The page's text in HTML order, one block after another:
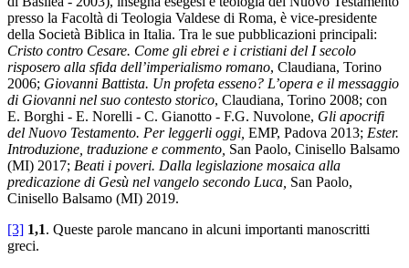
presso la Facoltà di Teologia Valdese di Roma, è vice-presidente
della Società Biblica in Italia. Tra le sue pubblicazioni principali:
Cristo contro Cesare. Come gli ebrei e i cristiani del I secolo
risposero alla sfida dell’imperialismo romano, Claudiana, Torino
2006; Giovanni Battista. Un profeta esseno? L’opera e il messaggio
di Giovanni nel suo contesto storico, Claudiana, Torino 2008; con
E. Borghi - E. Norelli - C. Gianotto - F.G. Nuvolone, Gli apocrifi
del Nuovo Testamento. Per leggerli oggi, EMP, Padova 2013; Ester.
Introduzione, traduzione e commento, San Paolo, Cinisello Balsamo
(MI) 2017; Beati i poveri. Dalla legislazione mosaica alla
predicazione di Gesù nel vangelo secondo Luca, San Paolo,
Cinisello Balsamo (MI) 2019.
[3] 1,1. Queste parole mancano in alcuni importanti manoscritti
greci.